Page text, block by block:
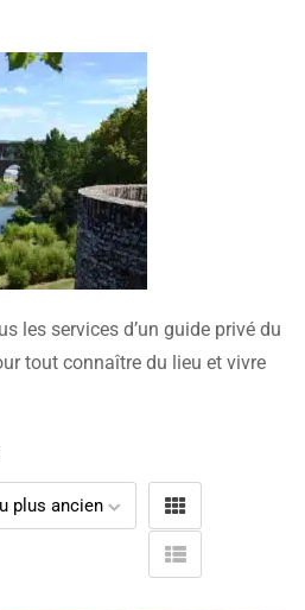
les services d’un guide privé du
tout connaître du lieu et vivre